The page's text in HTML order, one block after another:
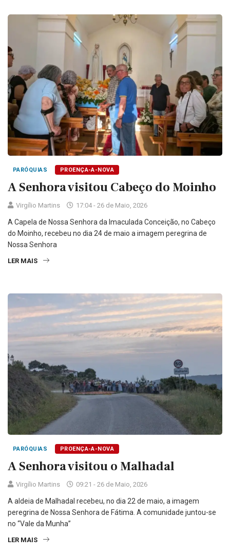
PARÓQUIAS PROENÇA-A-NOVA
A Senhora visitou Cabeço do Moinho
Virgílio Martins 17:04 - 26 de Maio, 2026
A Capela de Nossa Senhora da Imaculada Conceição, no Cabeço
do Moinho, recebeu no dia 24 de maio a imagem peregrina de
Nossa Senhora
LER MAIS
PARÓQUIAS PROENÇA-A-NOVA
A Senhora visitou o Malhadal
Virgílio Martins 09:21 - 26 de Maio, 2026
A aldeia de Malhadal recebeu, no dia 22 de maio, a imagem
peregrina de Nossa Senhora de Fátima. A comunidade juntou-se
no “Vale da Munha”
LER MAIS